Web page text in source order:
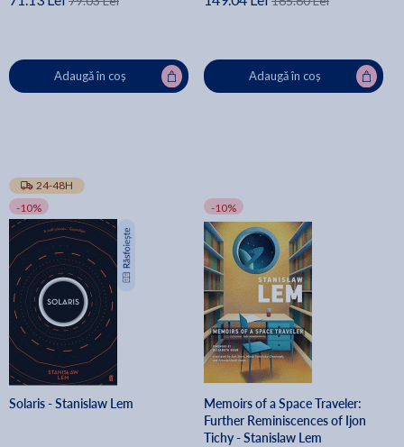
Adaugă în coș Adaugă în coș
24-48H
-10%
Solaris - Stanislaw Lem
-10%
Memoirs of a Space Traveler:
Further Reminiscences of Ijon
Tichy - Stanislaw Lem